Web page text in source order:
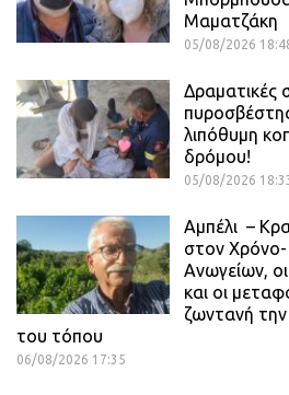
Μαματζάκη
05/08/2026
Δραματικές
λιπόθυμη
δρόμου!
05/08/2026
Αμπέλι –
στον Χρόνο-
Ανωγείων,
και οι
ζωντανή
του τόπου
06/08/2026 17:35